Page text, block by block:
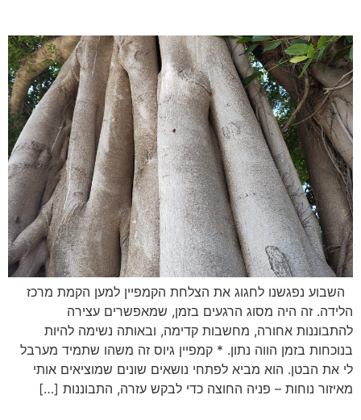
השבוע נפגשנו לחגוג את הצלחת הקמפיין למען הקמת מרכז
הלידה. זה היה מסוג הרגעים בזמן, שמאפשרים עצירה
להתבוננות אחורה, מחשבות קדימה, ובאותה נשימה להיות
בנוכחות בזמן הווה נתון. * קמפיין גיוס זה משהו שתמיד מערבל
לי את הבטן. הוא מביא לפתחי נושאים שונים שמוציאים אותי
מאיזור נוחות – פניה החוצה כדי לבקש עזרה, התבוננות […]